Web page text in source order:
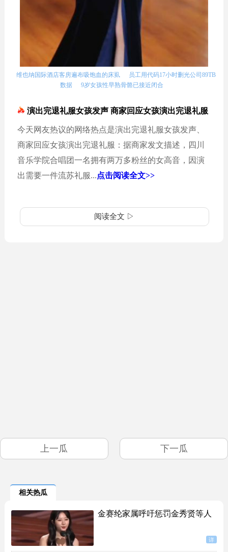
维也纳国际酒店客房遍布吸饱血的床虱
员工用代码17小时删光公司89TB
数据
9岁女孩性早熟骨骼已接近闭合
演出完退礼服女孩发声 商家回应女孩演出完退礼服
今天网友热议的网络热点是演出完退礼服女孩发声、
商家回应女孩演出完退礼服：据商家发文描述，四川
音乐学院合唱团一名拥有两万多粉丝的女高音，因演
出需要一件流苏礼服...点击阅读全文>>
阅读全文 ▷
上一瓜 下一瓜
相关热瓜
金赛纶家属呼吁惩罚金秀贤等人
详